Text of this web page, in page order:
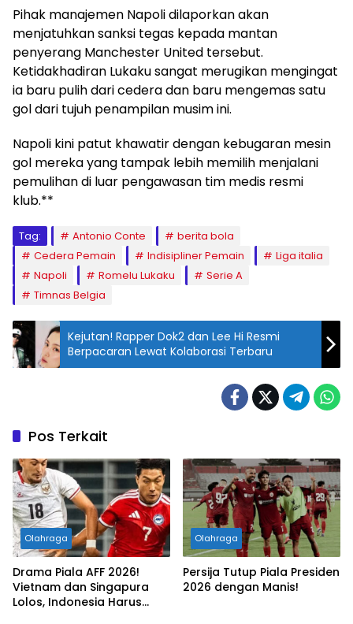
Pihak manajemen Napoli dilaporkan akan
menjatuhkan sanksi tegas kepada mantan
penyerang Manchester United tersebut.
Ketidakhadiran Lukaku sangat merugikan mengingat
ia baru pulih dari cedera dan baru mengemas satu
gol dari tujuh penampilan musim ini.
Napoli kini patut khawatir dengan kebugaran mesin
gol mereka yang tampak lebih memilih menjalani
pemulihan di luar pengawasan tim medis resmi
klub.**
Tag: Antonio Conte
berita bola
Cedera Pemain
Indisipliner Pemain
Liga italia
Napoli
Romelu Lukaku
Serie A
Timnas Belgia
Kejutan! Rapper Dok2 dan Lee Hi Resmi
Berpacaran Lewat Kolaborasi Terbaru
Pos Terkait
Olahraga
Drama Piala AFF 2026!
Vietnam dan Singapura
Lolos, Indonesia Harus
Olahraga
Persija Tutup Piala Presiden
2026 dengan Manis!